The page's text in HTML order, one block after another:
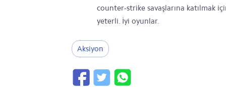
counter-strike savaşlarına katılmak
yeterli. İyi oyunlar.
Aksiyon